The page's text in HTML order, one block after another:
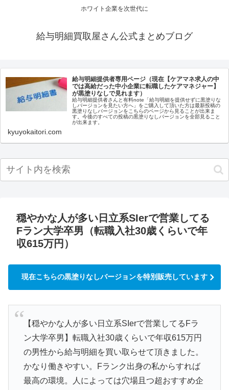
ホワイト企業を次世代に
給与明細買取屋さん公式まとめブログ
給与明細提供者専用ページ（現在【ケアマネ求人の中
では高給だった中小企業に転職したケアマネジャー】
が黒塗りなしで見れます）
給与明細提供者さんと有料note「給与明細を提供せずに黒塗りな
しバージョンを見たい方へ」をご購入して頂いた方は最新投稿の
黒塗りなしバージョンをこちらのページから見ることが出来ま
す。今後のすべての投稿の黒塗りなしバージョンを全部見ること
が出来ます。
kyuyokaitori.com
穏やかな人が多い日立系SIerで営業してる
Fラン大学卒男（転職入社30歳くらいで年
収615万円）
現在こちらの黒塗りなしバージョンを特別販売しています
【穏やかな人が多い日立系SIerで営業してるFラ
ン大学卒男】転職入社30歳くらいで年収615万円
の男性から給与明細を買い取らせて頂きました。
かなり働きやすい。Fランク出身の私からすれば
最高の環境。人によっては穴場且つ超おすすめ企